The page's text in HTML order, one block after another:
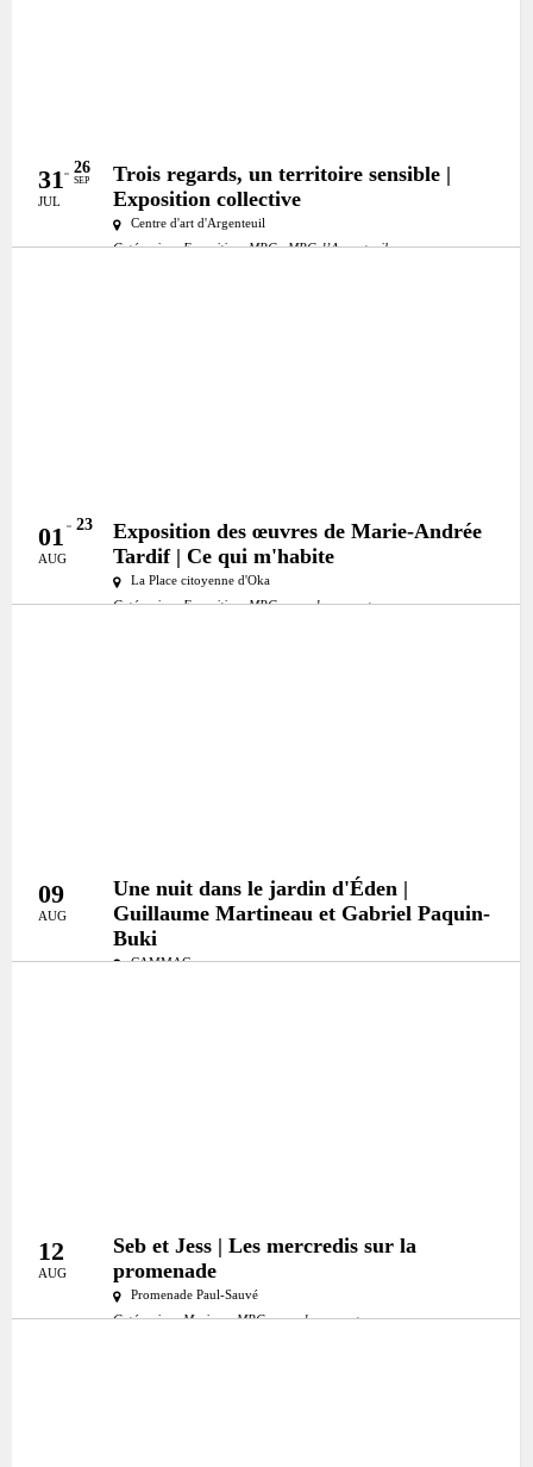
31
JUL
26
SEP
Trois regards, un territoire sensible |
Exposition collective
Centre d'art d'Argenteuil
Catégories: Exposition MRC: MRC d’Argenteuil
01
AUG
23
Exposition des œuvres de Marie-Andrée
Tardif | Ce qui m'habite
La Place citoyenne d'Oka
Catégories: Exposition MRC: mrc-deux-montagnes
09
AUG
Une nuit dans le jardin d'Éden |
Guillaume Martineau et Gabriel Paquin-
Buki
CAMMAC
12
AUG
Seb et Jess | Les mercredis sur la
promenade
Promenade Paul-Sauvé
Catégories: Musique MRC: mrc-deux-montagnes